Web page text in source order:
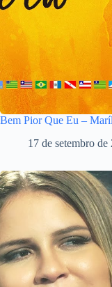
Bem Pior Que Eu –
17 de setembro de